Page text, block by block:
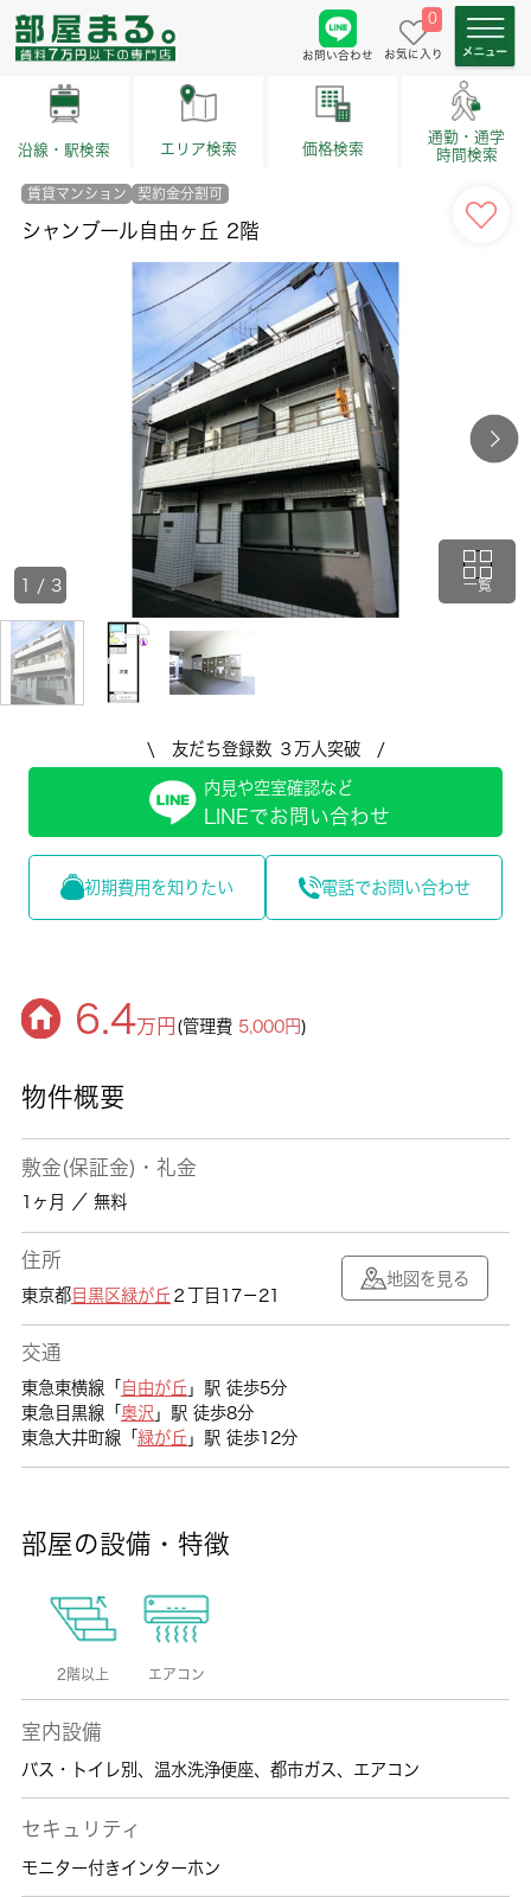
お問い合わせ
0
お気に入り
沿線・駅検索 エリア検索 価格検索
通勤・通学
時間検索
賃貸マンション 契約金分割可
シャンブール自由ヶ丘 2階
一覧
1 / 3
\ 友だち登録数 ３万人突破 /
内見や空室確認など
LINEでお問い合わせ
初期費用を知りたい 電話でお問い合わせ
6.4万円 (管理費 5,000円)
物件概要
敷金(保証金)・礼金
1ヶ月 ／ 無料
住所
東京都目黒区緑が丘 ２丁目17－21
地図を見る
交通
東急東横線「 自由が丘 」駅 徒歩5分
東急目黒線「 奥沢 」駅 徒歩8分
東急大井町線「 緑が丘 」駅 徒歩12分
部屋の設備・特徴
2階以上 エアコン
室内設備
バス・トイレ別 、 温水洗浄便座、 都市ガス、 エアコン
セキュリティ
モニター付きインターホン